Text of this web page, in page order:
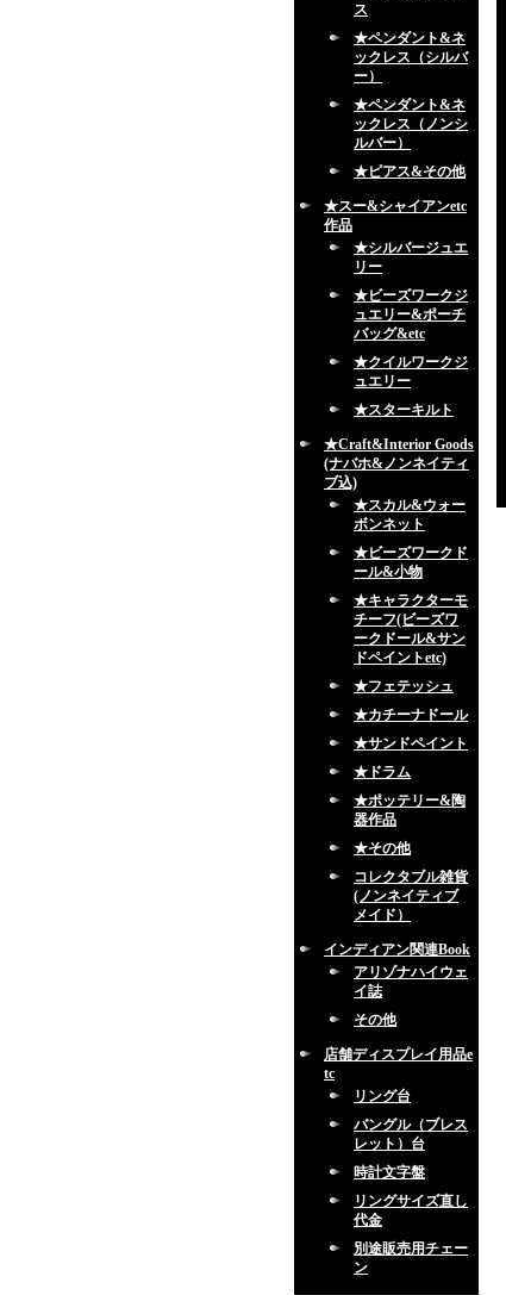
ス
★ペンダント&ネ
ックレス（シルバ
ー）
★ペンダント&ネ
ックレス（ノンシ
ルバー）
★ピアス&その他
★スー&シャイアンetc
作品
★シルバージュエ
リー
★ビーズワークジ
ュエリー&ポーチ
バッグ&etc
★クイルワークジ
ュエリー
★スターキルト
★Craft&Interior Goods
(ナバホ&ノンネイティ
ブ込)
★スカル&ウォー
ボンネット
★ビーズワークド
ール&小物
★キャラクターモ
チーフ(ビーズワ
ークドール&サン
ドペイントetc)
★フェテッシュ
★カチーナドール
★サンドペイント
★ドラム
★ポッテリー&陶
器作品
★その他
コレクタブル雑貨
(ノンネイティブ
メイド）
インディアン関連Book
アリゾナハイウェ
イ誌
その他
店舗ディスプレイ用品e
tc
リング台
バングル（ブレス
レット）台
時計文字盤
リングサイズ直し
代金
別途販売用チェー
ン